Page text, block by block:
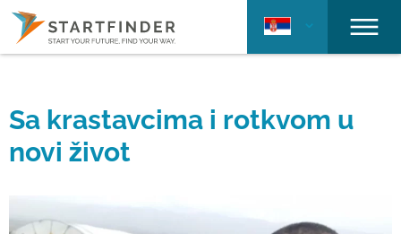
Sa krastavcima i rotkvom u
novi život